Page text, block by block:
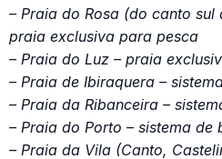
– Praia do Rosa (do canto
praia exclusiva para pesca
– Praia do Luz – praia
– Praia de Ibiraquera –
– Praia da Ribanceira –
– Praia do Porto – sistema de
– Praia da Vila (Canto,